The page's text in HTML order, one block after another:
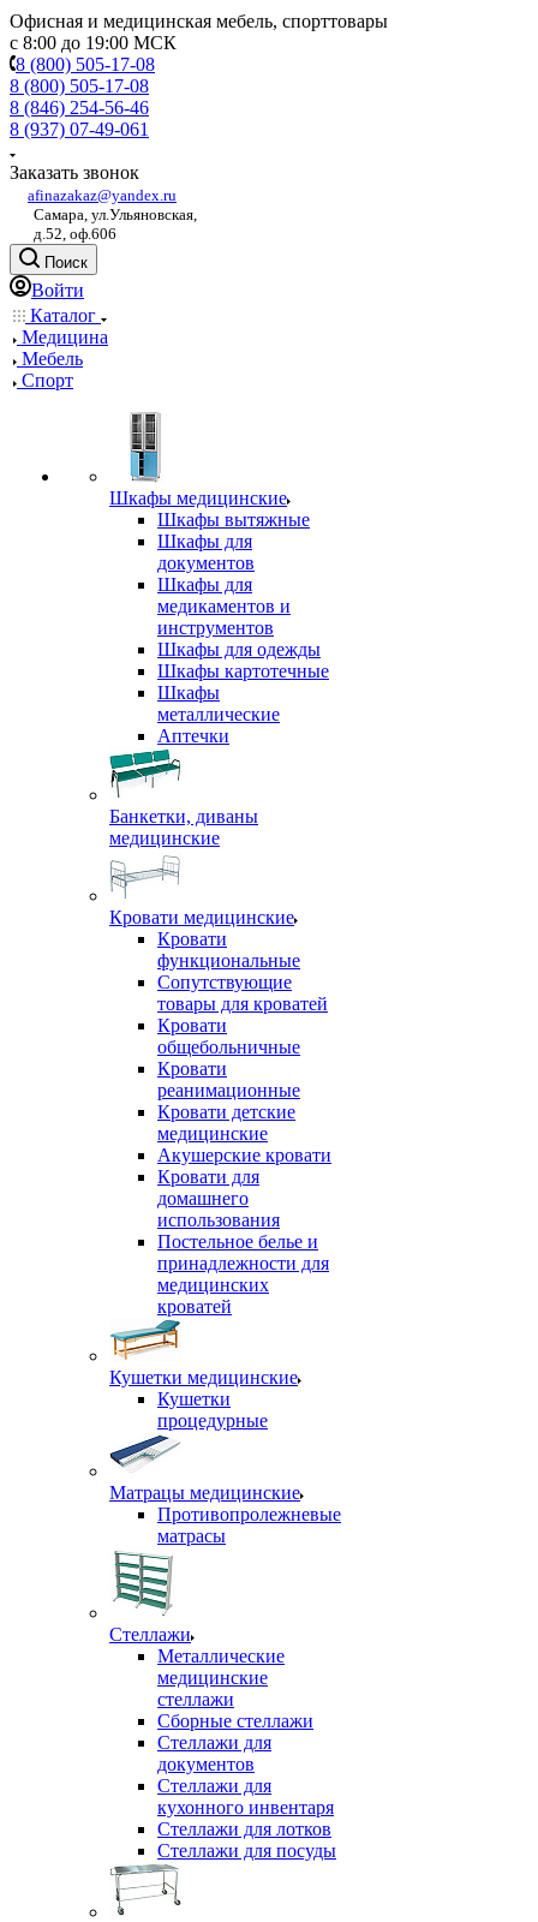
Офисная и медицинская мебель, спорттовары
с 8:00 до 19:00 МСК
8 (800) 505-17-08
8 (800) 505-17-08
8 (846) 254-56-46
8 (937) 07-49-061
Заказать звонок
afinazakaz@yandex.ru
Самара, ул.Ульяновская,
д.52, оф.606
Поиск
Войти
Каталог
Медицина
Мебель
Спорт
Шкафы медицинские
Шкафы вытяжные
Шкафы для
документов
Шкафы для
медикаментов и
инструментов
Шкафы для одежды
Шкафы картотечные
Шкафы
металлические
Аптечки
Банкетки, диваны
медицинские
Кровати медицинские
Кровати
функциональные
Сопутствующие
товары для кроватей
Кровати
общебольничные
Кровати
реанимационные
Кровати детские
медицинские
Акушерские кровати
Кровати для
домашнего
использования
Постельное белье и
принадлежности для
медицинских
кроватей
Кушетки медицинские
Кушетки
процедурные
Матрацы медицинские
Противопролежневые
матрасы
Стеллажи
Металлические
медицинские
стеллажи
Сборные стеллажи
Стеллажи для
документов
Стеллажи для
кухонного инвентаря
Стеллажи для лотков
Стеллажи для посуды